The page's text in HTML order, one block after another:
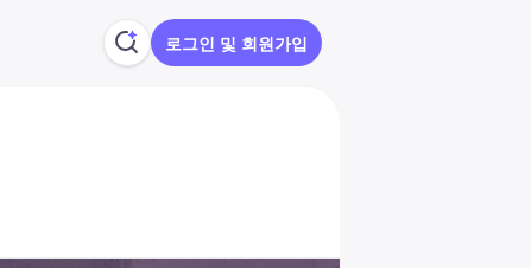
로그인 및 회원가입